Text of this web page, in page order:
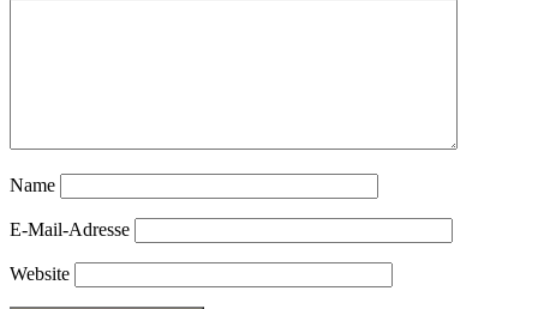
Name
E-Mail-Adresse
Website